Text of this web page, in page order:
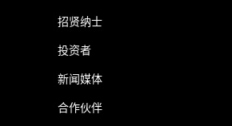
招贤纳士
投资者
新闻媒体
合作伙伴